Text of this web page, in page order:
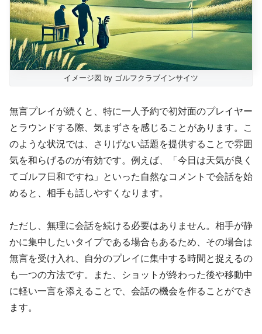
イメージ図 by ゴルフクラブインサイツ
無言プレイが続くと、特に一人予約で初対面のプレイヤー
とラウンドする際、気まずさを感じることがあります。こ
のような状況では、さりげない話題を提供することで雰囲
気を和らげるのが有効です。例えば、「今日は天気が良く
てゴルフ日和ですね」といった自然なコメントで会話を始
めると、相手も話しやすくなります。
ただし、無理に会話を続ける必要はありません。相手が静
かに集中したいタイプである場合もあるため、その場合は
無言を受け入れ、自分のプレイに集中する時間と捉えるの
も一つの方法です。また、ショットが終わった後や移動中
に軽い一言を添えることで、会話の機会を作ることができ
ます。